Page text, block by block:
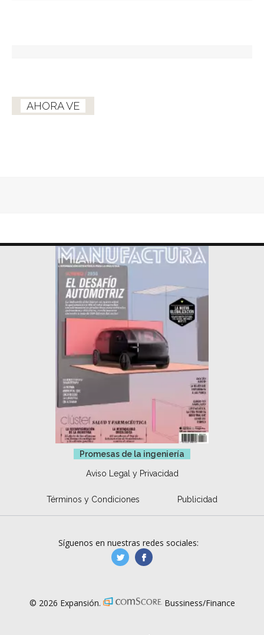
AHORA VE
Promesas de la ingeniería
Aviso Legal y Privacidad
Términos y Condiciones Publicidad
Síguenos en nuestras redes sociales:
manufacturaGE
© 2026 Expansión. Bussiness/Finance